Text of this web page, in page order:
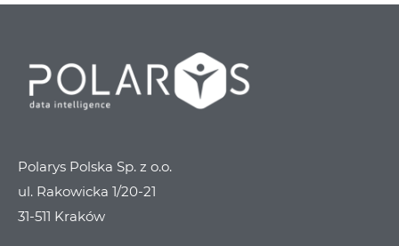
Polarys Polska Sp. z o.o.
ul. Rakowicka 1/20-21
31-511 Kraków